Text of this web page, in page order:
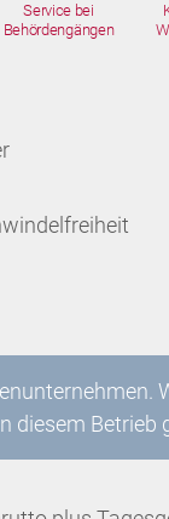
Service bei
Behördengängen
diesem Betrieb